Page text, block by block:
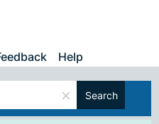
Help
× Search